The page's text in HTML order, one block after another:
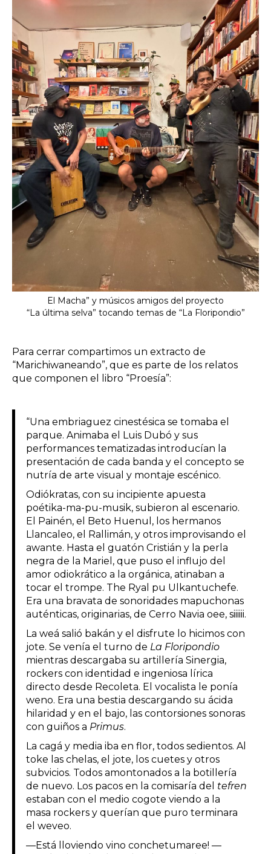
El Macha” y músicos amigos del proyecto
“La última selva” tocando temas de “La Floripondio”
Para cerrar compartimos un extracto de
“Marichiwaneando”, que es parte de los relatos
que componen el libro “Proesía”:
“Una embriaguez cinestésica se tomaba el
parque. Animaba el Luis Dubó y sus
performances tematizadas introducían la
presentación de cada banda y el concepto se
nutría de arte visual y montaje escénico.
Odiókratas, con su incipiente apuesta
poétika-ma-pu-musik, subieron al escenario.
El Painén, el Beto Huenul, los hermanos
Llancaleo, el Rallimán, y otros improvisando el
awante. Hasta el guatón Cristián y la perla
negra de la Mariel, que puso el influjo del
amor odiokrático a la orgánica, atinaban a
tocar el trompe. The Ryal pu Ulkantuchefe.
Era una bravata de sonoridades mapuchonas
auténticas, originarias, de Cerro Navia oee, siiiiii.
La weá salió bakán y el disfrute lo hicimos con
jote. Se venía el turno de La Floripondio
mientras descargaba su artillería Sinergia,
rockers con identidad e ingeniosa lírica
directo desde Recoleta. El vocalista le ponía
weno. Era una bestia descargando su ácida
hilaridad y en el bajo, las contorsiones sonoras
con guiños a Primus.
La cagá y media iba en flor, todos sedientos. Al
toke las chelas, el jote, los cuetes y otros
subvicios. Todos amontonados a la botillería
de nuevo. Los pacos en la comisaría del tefren
estaban con el medio cogote viendo a la
masa rockers y querían que puro terminara
el weveo.
—Está lloviendo vino conchetumaree! —